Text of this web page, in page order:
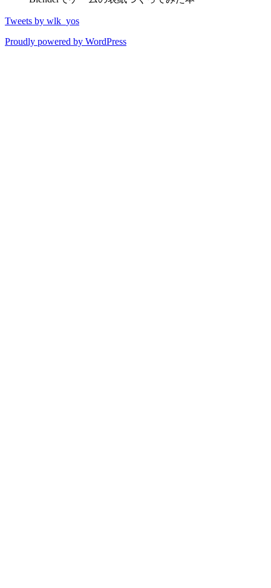
Tweets by wlk_yos
Proudly powered by WordPress